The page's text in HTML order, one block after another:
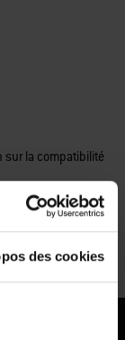
des cookies
sur la compatibilité